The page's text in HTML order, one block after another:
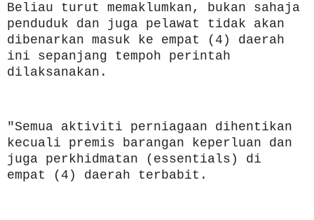
Beliau turut memaklumkan, bukan sahaja
penduduk dan juga pelawat tidak akan
dibenarkan masuk ke empat (4) daerah
ini sepanjang tempoh perintah
dilaksanakan.
"Semua aktiviti perniagaan dihentikan
kecuali premis barangan keperluan dan
juga perkhidmatan (essentials) di
empat (4) daerah terbabit.